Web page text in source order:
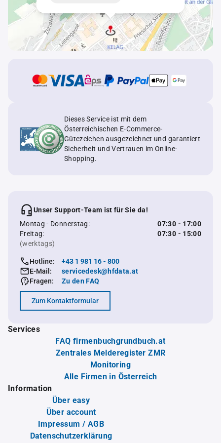
Dieses Service ist mit dem
Österreichischen E-Commerce-
Gütezeichen ausgezeichnet und garantiert
Sicherheit und Vertrauen im Online-
Shopping.
Unser Support-Team ist für Sie da!
Montag - Donnerstag:
07:30 - 17:00
Freitag:
07:30 - 15:00
(werktags)
Hotline:
+43 1 981 16 - 800
E-Mail:
servicedesk@hfdata.at
Fragen:
Zu den FAQ
Zum Kontaktformular
Services
FAQ firmenbuchgrundbuch.at
Zentrales Melderegister ZMR
Monitoring
Alle Firmen in Österreich
Information
Über easy
Über account
Impressum / AGB
Datenschutzerklärung